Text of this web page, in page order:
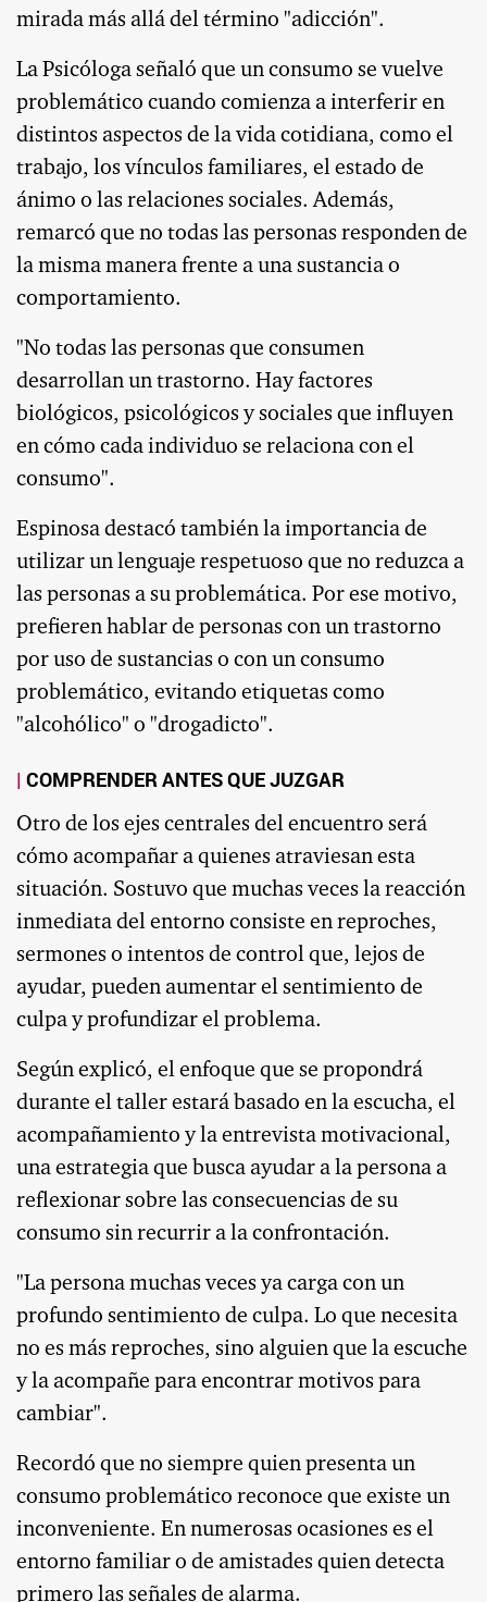
mirada más allá del término "adicción".
La Psicóloga señaló que un consumo se vuelve
problemático cuando comienza a interferir en
distintos aspectos de la vida cotidiana, como el
trabajo, los vínculos familiares, el estado de
ánimo o las relaciones sociales. Además,
remarcó que no todas las personas responden de
la misma manera frente a una sustancia o
comportamiento.
"No todas las personas que consumen
desarrollan un trastorno. Hay factores
biológicos, psicológicos y sociales que influyen
en cómo cada individuo se relaciona con el
consumo".
Espinosa destacó también la importancia de
utilizar un lenguaje respetuoso que no reduzca a
las personas a su problemática. Por ese motivo,
prefieren hablar de personas con un trastorno
por uso de sustancias o con un consumo
problemático, evitando etiquetas como
"alcohólico" o "drogadicto".
COMPRENDER ANTES QUE JUZGAR
Otro de los ejes centrales del encuentro será
cómo acompañar a quienes atraviesan esta
situación. Sostuvo que muchas veces la reacción
inmediata del entorno consiste en reproches,
sermones o intentos de control que, lejos de
ayudar, pueden aumentar el sentimiento de
culpa y profundizar el problema.
Según explicó, el enfoque que se propondrá
durante el taller estará basado en la escucha, el
acompañamiento y la entrevista motivacional,
una estrategia que busca ayudar a la persona a
reflexionar sobre las consecuencias de su
consumo sin recurrir a la confrontación.
"La persona muchas veces ya carga con un
profundo sentimiento de culpa. Lo que necesita
no es más reproches, sino alguien que la escuche
y la acompañe para encontrar motivos para
cambiar".
Recordó que no siempre quien presenta un
consumo problemático reconoce que existe un
inconveniente. En numerosas ocasiones es el
entorno familiar o de amistades quien detecta
primero las señales de alarma.